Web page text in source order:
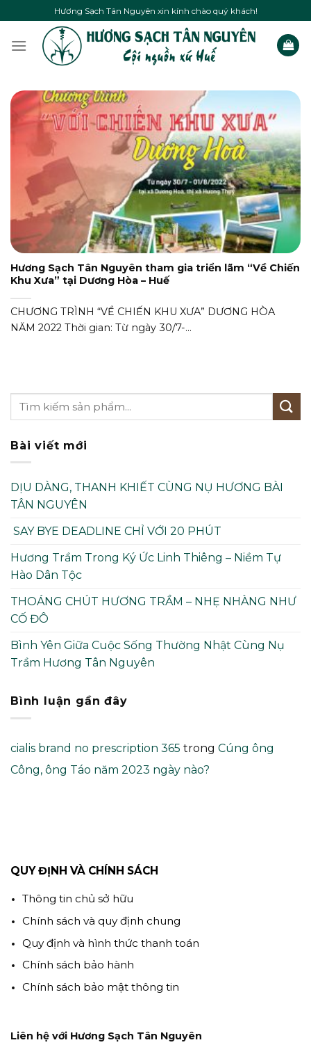
to
content
Hương Sạch Tân Nguyên xin kính chào quý khách!
Hương Sạch Tân Nguyên tham gia triển lãm “Về Chiến
Khu Xưa” tại Dương Hòa – Huế
CHƯƠNG TRÌNH “VỀ CHIẾN KHU XƯA” DƯƠNG HÒA
NĂM 2022 Thời gian: Từ ngày 30/7-...
Bài viết mới
DỊU DÀNG, THANH KHIẾT CÙNG NỤ HƯƠNG BÀI
TÂN NGUYÊN
SAY BYE DEADLINE CHỈ VỚI 20 PHÚT
Hương Trầm Trong Ký Ức Linh Thiêng – Niềm Tự
Hào Dân Tộc
THOÁNG CHÚT HƯƠNG TRẦM – NHẸ NHÀNG NHƯ
CỐ ĐÔ
Bình Yên Giữa Cuộc Sống Thường Nhật Cùng Nụ
Trầm Hương Tân Nguyên
Bình luận gần đây
cialis brand no prescription 365 trong Cúng ông
Công, ông Táo năm 2023 ngày nào?
QUY ĐỊNH VÀ CHÍNH SÁCH
Thông tin chủ sở hữu
Chính sách và quy định chung
Quy định và hình thức thanh toán
Chính sách bảo hành
Chính sách bảo mật thông tin
Liên hệ với Hương Sạch Tân Nguyên